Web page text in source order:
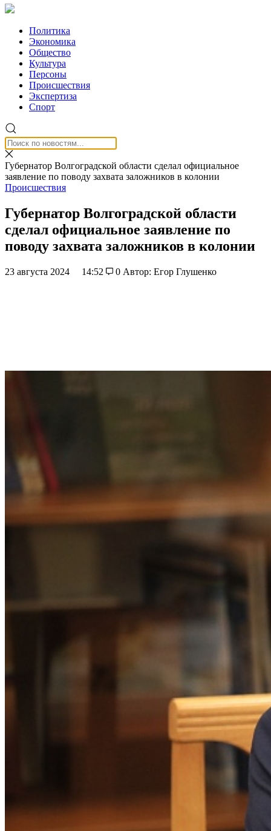
Политика
Экономика
Общество
Культура
Персоны
Происшествия
Экспертиза
Спорт
Губернатор Волгоградской области сделал официальное
заявление по поводу захвата заложников в колонии
Происшествия
Губернатор Волгоградской области
сделал официальное заявление по
поводу захвата заложников в колонии
23 августа 2024 14:52 0 Автор: Егор Глушенко